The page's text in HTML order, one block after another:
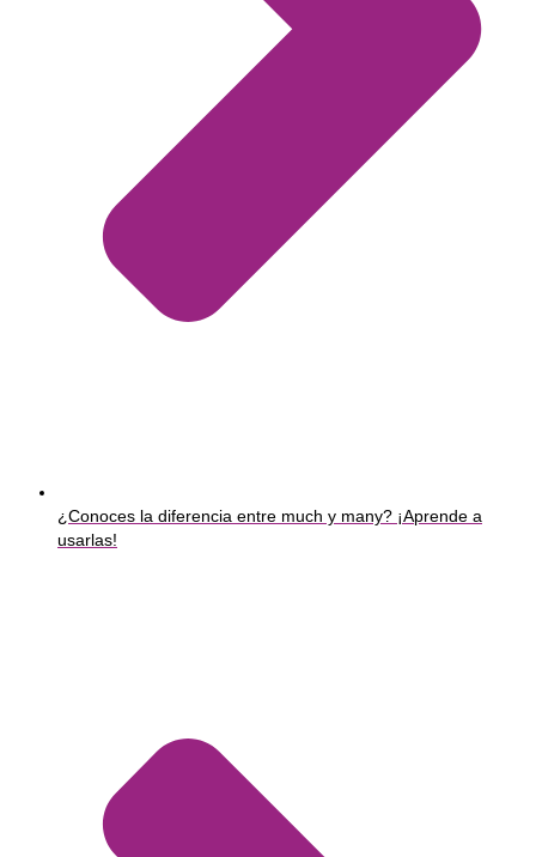
¿Conoces la diferencia entre much y many? ¡Aprende a
usarlas!